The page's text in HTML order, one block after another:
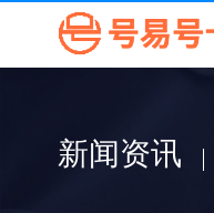
新闻资讯